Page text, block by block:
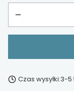
Czas wysyłki:3-5